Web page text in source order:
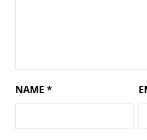
NAME *